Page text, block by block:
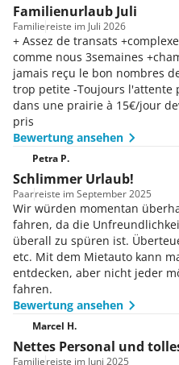
Familienurlaub Juli
Familiereiste im Juli 2026
+ Assez de transats
comme nous 3semaines
jamais reçu le bon nombres
trop petite -Toujours l'attente
dans une prairie à 15€/jour
pris
Bewertung ansehen
Petra P.
Schlimmer Urlaub!
Paarreiste im September 2025
Wir würden momentan
fahren, da die
überall zu spüren ist.
etc. Mit dem Mietauto kann
entdecken, aber nicht jeder
fahren.
Bewertung ansehen
Marcel H.
Nettes Personal und
Familiereiste im Juni 2025